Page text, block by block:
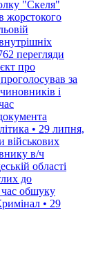
"Скеля"
жорстокого
перегляди
про
за
і
• 29 липня,
військових
в/ч
області
до
час обшуку
• 29